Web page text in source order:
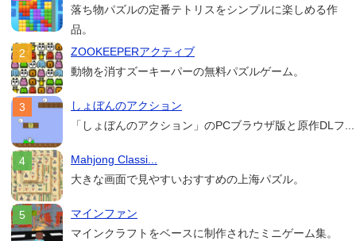
落ち物パズルの定番テトリスをシンプルに楽しめる作
品。
ZOOKEEPERアクティブ
動物を消すズーキーパーの無料パズルゲーム。
しょぼんのアクション
「しょぼんのアクション」のPCブラウザ版と原作DLフ...
Mahjong Classi...
大きな画面で見やすいおすすめの上海パズル。
マインファン
マインクラフトをベースに制作されたミニゲーム集。